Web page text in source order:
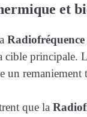
et
Radiofréquence
cible principale.
remaniement
que la